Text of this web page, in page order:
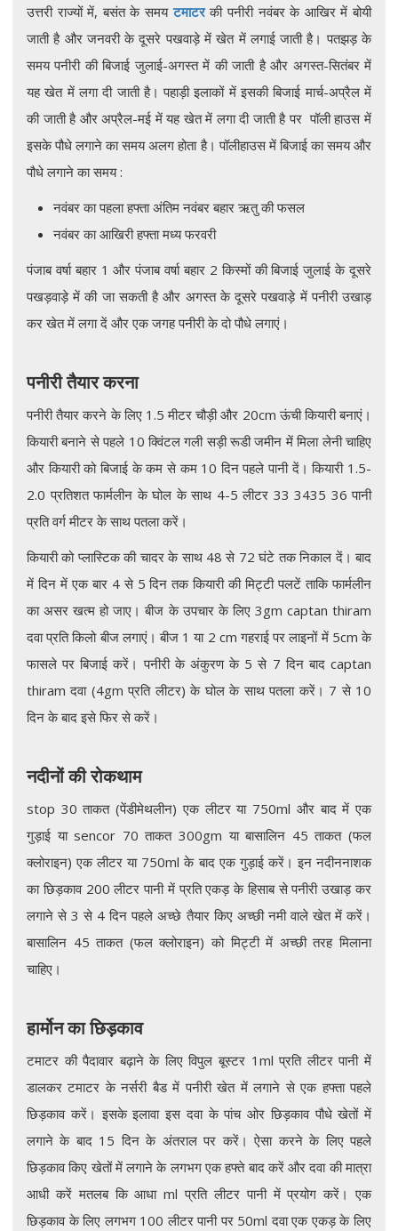
उत्तरी राज्यों में, बसंत के समयटमाटरकी पनीरी नवंबर के आखिर में बोयी
जाती है और जनवरी के दूसरे पखवाड़े में खेत में लगाई जाती है। पतझड़ के
समय पनीरी की बिजाई जुलाई-अगस्त में की जाती है और अगस्त-सितंबर में
यह खेत में लगा दी जाती है। पहाड़ी इलाकों में इसकी बिजाई मार्च-अप्रैल में
की जाती है और अप्रैल-मई में यह खेत में लगा दी जाती है पर पॉली हाउस में
इसके पौधे लगाने का समय अलग होता है। पॉलीहाउस में बिजाई का समय और
पौधे लगाने का समय :
नवंबर का पहला हफ्ता अंतिम नवंबर बहार ऋतु की फसल
नवंबर का आखिरी हफ्ता मध्य फरवरी
पंजाब वर्षा बहार 1 और पंजाब वर्षा बहार 2 किस्मों की बिजाई जुलाई के दूसरे
पखड़वाड़े में की जा सकती है और अगस्त के दूसरे पखवाड़े में पनीरी उखाड़
कर खेत में लगा दें और एक जगह पनीरी के दो पौधे लगाएं।
पनीरी तैयार करना
पनीरी तैयार करने के लिए 1.5 मीटर चौड़ी और 20cm ऊंची कियारी बनाएं।
कियारी बनाने से पहले 10 क्विंटल गली सड़ी रूडी जमीन में मिला लेनी चाहिए
और कियारी को बिजाई के कम से कम 10 दिन पहले पानी दें। कियारी 1.5-
2.0 प्रतिशत फार्मलीन के घोल के साथ 4-5 लीटर 33 3435 36 पानी
प्रति वर्ग मीटर के साथ पतला करें।
कियारी को प्लास्टिक की चादर के साथ 48 से 72 घंटे तक निकाल दें। बाद
में दिन में एक बार 4 से 5 दिन तक कियारी की मिट्टी पलटें ताकि फार्मलीन
का असर खत्म हो जाए। बीज के उपचार के लिए 3gm captan thiram
दवा प्रति किलो बीज लगाएं। बीज 1 या 2 cm गहराई पर लाइनों में 5cm के
फासले पर बिजाई करें। पनीरी के अंकुरण के 5 से 7 दिन बाद captan
thiram दवा (4gm प्रति लीटर) के घोल के साथ पतला करें। 7 से 10
दिन के बाद इसे फिर से करें।
नदीनों की रोकथाम
stop 30 ताकत (पेंडीमेथलीन) एक लीटर या 750ml और बाद में एक
गुड़ाई या sencor 70 ताकत 300gm या बासालिन 45 ताकत (फल
क्लोराइन) एक लीटर या 750ml के बाद एक गुड़ाई करें। इन नदीननाशक
का छिड़काव 200 लीटर पानी में प्रति एकड़ के हिसाब से पनीरी उखाड़ कर
लगाने से 3 से 4 दिन पहले अच्छे तैयार किए अच्छी नमी वाले खेत में करें।
बासालिन 45 ताकत (फल क्लोराइन) को मिट्टी में अच्छी तरह मिलाना
चाहिए।
हार्मोन का छिड़काव
टमाटर की पैदावार बढ़ाने के लिए विपुल बूस्टर 1ml प्रति लीटर पानी में
डालकर टमाटर के नर्सरी बैड में पनीरी खेत में लगाने से एक हफ्ता पहले
छिड़काव करें। इसके इलावा इस दवा के पांच ओर छिड़काव पौधे खेतों में
लगाने के बाद 15 दिन के अंतराल पर करें। ऐसा करने के लिए पहले
छिड़काव किए खेतों में लगाने के लगभग एक हफ्ते बाद करें और दवा की मात्रा
आधी करें मतलब कि आधा ml प्रति लीटर पानी में प्रयोग करें। एक
छिड़काव के लिए लगभग 100 लीटर पानी पर 50ml दवा एक एकड़ के लिए